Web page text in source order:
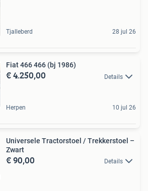
Tjalleberd 28 jul 26
Fiat 466 466 (bj 1986)
€ 4.250,00 Details
Herpen 10 jul 26
Universele Tractorstoel / Trekkerstoel –
Zwart
€ 90,00 Details